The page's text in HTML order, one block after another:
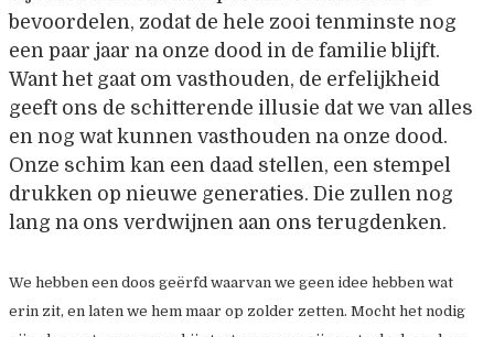
bevoordelen, zodat de hele zooi tenminste nog
een paar jaar na onze dood in de familie blijft.
Want het gaat om vasthouden, de erfelijkheid
geeft ons de schitterende illusie dat we van alles
en nog wat kunnen vasthouden na onze dood.
Onze schim kan een daad stellen, een stempel
drukken op nieuwe generaties. Die zullen nog
lang na ons verdwijnen aan ons terugdenken.
We hebben een doos geërfd waarvan we geen idee hebben wat
erin zit, en laten we hem maar op zolder zetten. Mocht het nodig